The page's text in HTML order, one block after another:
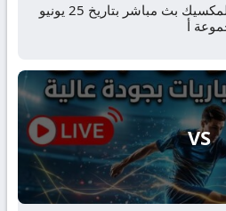
مباراة جمهورية التشيك و المكسيك بث مباشر بتاريخ 25 يونيو
VS